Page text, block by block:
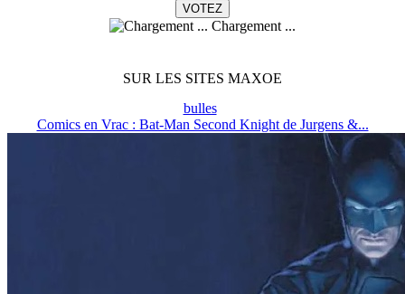
Chargement ...
SUR LES SITES MAXOE
bulles
Comics en Vrac : Bat-Man Second Knight de Jurgens &...